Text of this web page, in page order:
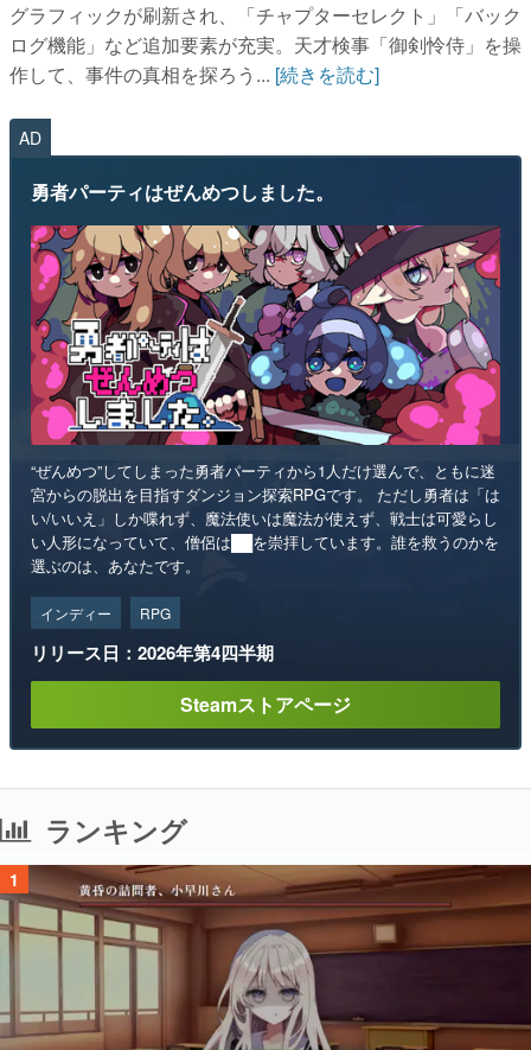
グラフィックが刷新され、「チャプターセレクト」「バック
ログ機能」など追加要素が充実。天才検事「御剣怜侍」を操
作して、事件の真相を探ろう... [続きを読む]
AD
勇者パーティはぜんめつしました。
“ぜんめつ”してしまった勇者パーティから1人だけ選んで、ともに迷
宮からの脱出を目指すダンジョン探索RPGです。 ただし勇者は「は
い/いいえ」しか喋れず、魔法使いは魔法が使えず、戦士は可愛らし
い人形になっていて、僧侶は██を崇拝しています。誰を救うのかを
選ぶのは、あなたです。
インディー RPG
リリース日：2026年第4四半期
Steamストアページ
ランキング
1